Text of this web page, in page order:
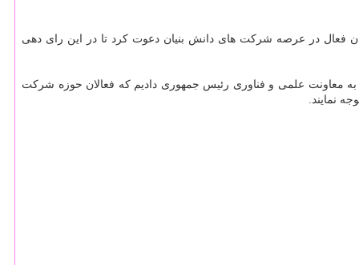
فعال در عرصه شرکت های دانش بنیان دعوت کرد تا در این رای دهی
به معاونت علمی و فناوری رئیس جمهوری دادیم که فعالان حوزه شرکت
نمایند.